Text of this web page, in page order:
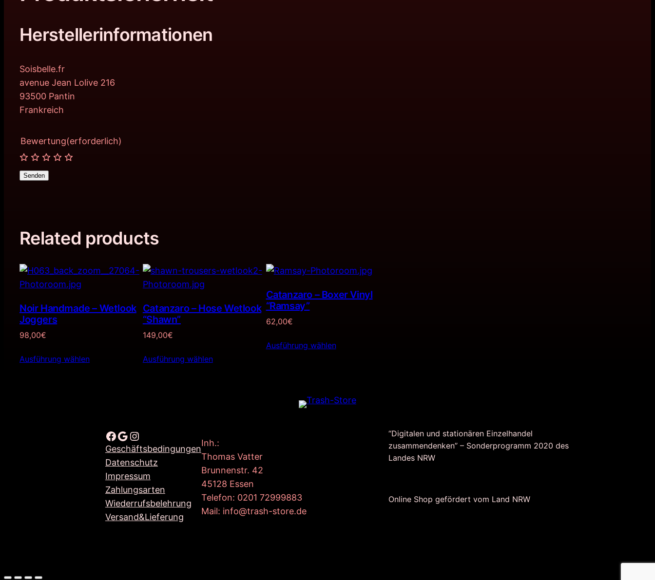
Herstellerinformationen
Soisbelle.fr
avenue Jean Lolive 216
93500 Pantin
Frankreich
Bewertung(erforderlich)
Senden
Related products
Noir Handmade – Wetlook
Joggers
98,00€
Ausführung wählen
Catanzaro – Hose Wetlook
“Shawn”
149,00€
Ausführung wählen
Catanzaro – Boxer Vinyl
“Ramsay”
62,00€
Ausführung wählen
Facebook Google Instagram
Geschäftsbedingungen
Datenschutz
Impressum
Zahlungsarten
Wiederrufsbelehrung
Versand&Lieferung
Inh.:
Thomas Vatter
Brunnenstr. 42
45128 Essen
Telefon: 0201 72999883
Mail: info@trash-store.de
“Digitalen und stationären Einzelhandel
zusammendenken” – Sonderprogramm 2020 des
Landes NRW
Online Shop gefördert vom Land NRW